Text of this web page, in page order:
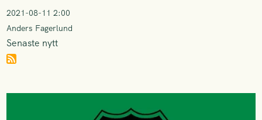
2021-08-11 2:00
Anders Fagerlund
Senaste nytt